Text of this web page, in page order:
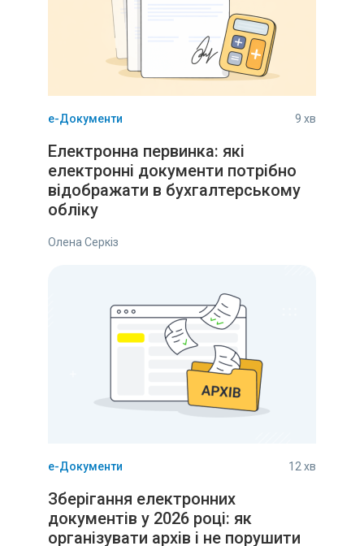
е-Документи 9 хв
Електронна первинка: які
електронні документи потрібно
відображати в бухгалтерському
обліку
Олена Серкіз
е-Документи 12 хв
Зберігання електронних
документів у 2026 році: як
організувати архів і не порушити